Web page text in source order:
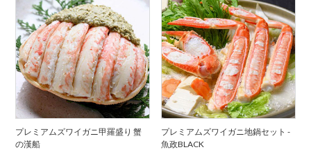
プレミアムズワイガニ甲羅盛り 蟹
の漢船
プレミアムズワイガニ地鍋セット -
魚政BLACK